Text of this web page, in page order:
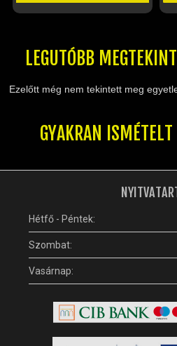
LEGUTÓBB
Ezelőtt még nem tekintett meg
GYAKRAN ISMÉTELT
Hétfő - Péntek:
Szombat:
Vasárnap: